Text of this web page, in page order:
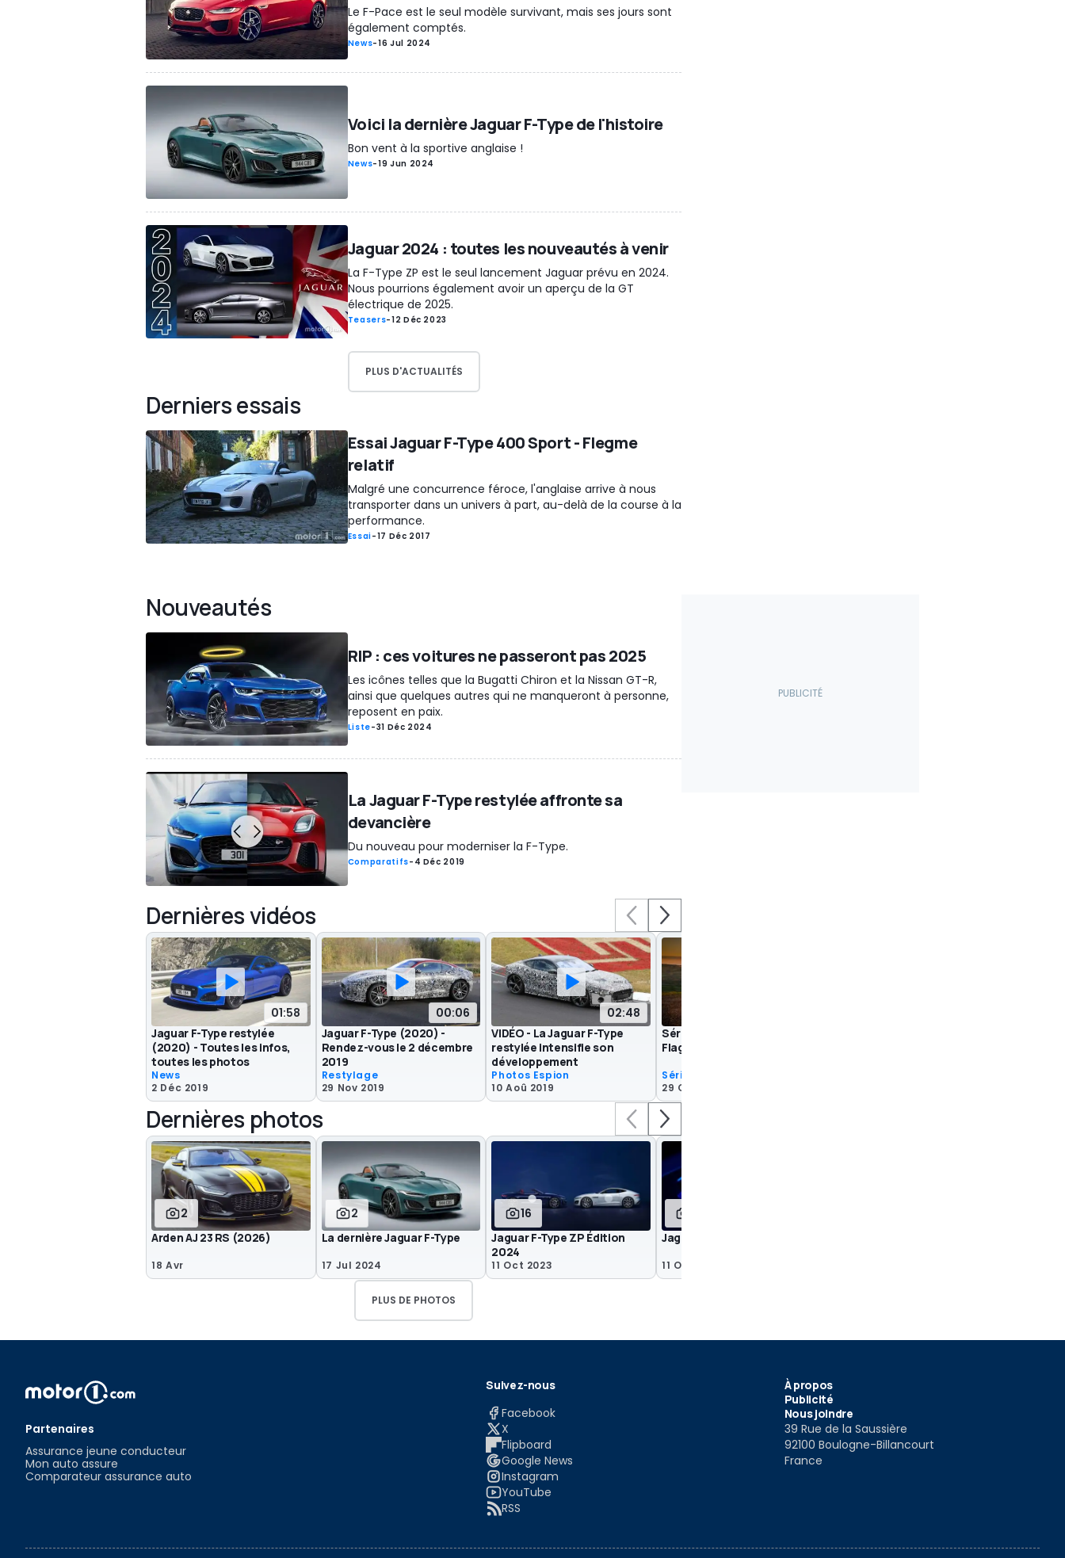
Le F-Pace est le seul modèle survivant, mais ses jours sont
également comptés.
News-16 Jul 2024
Voici la dernière Jaguar F-Type de l'histoire
Bon vent à la sportive anglaise !
News-19 Jun 2024
Jaguar 2024 : toutes les nouveautés à venir
La F-Type ZP est le seul lancement Jaguar prévu en 2024.
Nous pourrions également avoir un aperçu de la GT
électrique de 2025.
Teasers-12 Déc 2023
PLUS D'ACTUALITÉS
Derniers essais
Essai Jaguar F-Type 400 Sport - Flegme
relatif
Malgré une concurrence féroce, l'anglaise arrive à nous
transporter dans un univers à part, au-delà de la course à la
performance.
Essai-17 Déc 2017
Nouveautés
RIP : ces voitures ne passeront pas 2025
Les icônes telles que la Bugatti Chiron et la Nissan GT-R,
ainsi que quelques autres qui ne manqueront à personne,
reposent en paix.
Liste-31 Déc 2024
La Jaguar F-Type restylée affronte sa
devancière
Du nouveau pour moderniser la F-Type.
Comparatifs- 4 Déc 2019
Dernières vidéos
01:58
Jaguar F-Type restylée
(2020) - Toutes les infos,
toutes les photos
News
2 Déc 2019
00:06
Jaguar F-Type (2020) -
Rendez-vous le 2 décembre
2019
Restylage
29 Nov 2019
02:48
VIDÉO - La Jaguar F-Type
restylée intensifie son
développement
Photos Espion
10 Aoû 2019
Série spéciale "Chequered
Flag" pour la Jaguar F-Type
Séries spéciales
29 Oct 2018
Dernières photos
2
Arden AJ 23 RS (2026)
18 Avr
2
La dernière Jaguar F-Type
17 Jul 2024
16
Jaguar F-Type ZP Édition
2024
11 Oct 2023
Jaguar F-Type 75
11 Oct 2022
PLUS DE PHOTOS
Partenaires
Assurance jeune conducteur
Mon auto assure
Comparateur assurance auto
Suivez-nous
Facebook
X
Flipboard
Google News
Instagram
YouTube
RSS
À propos
Publicité
Nous joindre
39 Rue de la Saussière
92100 Boulogne-Billancourt
France